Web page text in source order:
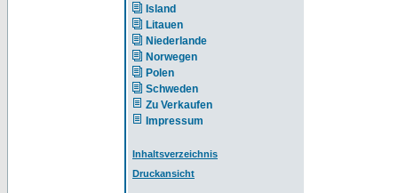
Island
Litauen
Niederlande
Norwegen
Polen
Schweden
Zu Verkaufen
Impressum
Inhaltsverzeichnis
Druckansicht